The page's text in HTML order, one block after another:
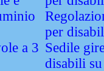
a 3
per
Sedile
disabili